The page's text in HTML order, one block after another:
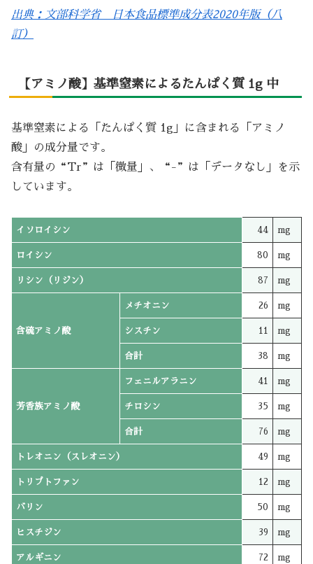
出典：文部科学省 日本食品標準成分表2020年版（八
訂）
【アミノ酸】基準窒素によるたんぱく質 1g 中
基準窒素による「たんぱく質 1g」に含まれる「アミノ
酸」の成分量です。
含有量の“Tr”は「微量」、“-”は「データなし」を示
しています。
イソロイシン 44 mg
ロイシン 80 mg
リシン（リジン） 87 mg
含硫アミノ酸
メチオニン 26 mg
シスチン 11 mg
合計 38 mg
芳香族アミノ酸
フェニルアラニン 41 mg
チロシン 35 mg
合計 76 mg
トレオニン（スレオニン） 49 mg
トリプトファン 12 mg
バリン 50 mg
ヒスチジン 39 mg
アルギニン 72 mg